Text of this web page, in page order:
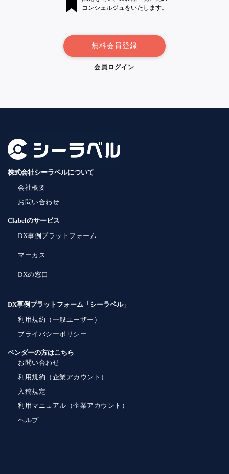
コンシェルジュをいたします。
無料会員登録
会員ログイン
株式会社シーラベルについて
会社概要
お問い合わせ
Clabelのサービス
DX事例プラットフォーム
マーカス
DXの窓口
DX事例プラットフォーム「シーラベル」
利用規約（一般ユーザー）
プライバシーポリシー
ベンダーの方はこちら
お問い合わせ
利用規約（企業アカウント）
入稿規定
利用マニュアル（企業アカウント）
ヘルプ